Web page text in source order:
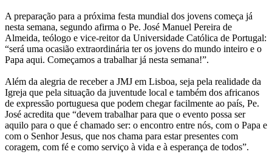
A preparação para a próxima festa mundial dos jovens começa já
nesta semana, segundo afirma o Pe. José Manuel Pereira de
Almeida, teólogo e vice-reitor da Universidade Católica de Portugal:
“será uma ocasião extraordinária ter os jovens do mundo inteiro e o
Papa aqui. Começamos a trabalhar já nesta semana!”.
Além da alegria de receber a JMJ em Lisboa, seja pela realidade da
Igreja que pela situação da juventude local e também dos africanos
de expressão portuguesa que podem chegar facilmente ao país, Pe.
José acredita que “devem trabalhar para que o evento possa ser
aquilo para o que é chamado ser: o encontro entre nós, com o Papa e
com o Senhor Jesus, que nos chama para estar presentes com
coragem, com fé e como serviço à vida e à esperança de todos”.